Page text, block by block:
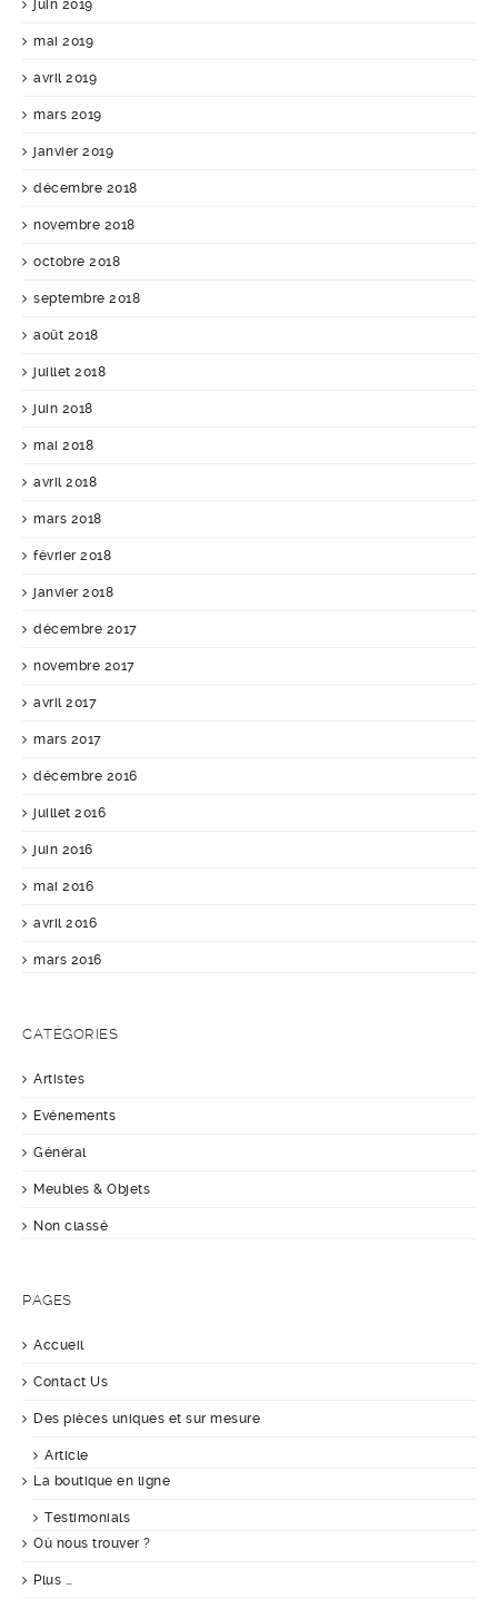
juin 2019
mai 2019
avril 2019
mars 2019
janvier 2019
décembre 2018
novembre 2018
octobre 2018
septembre 2018
août 2018
juillet 2018
juin 2018
mai 2018
avril 2018
mars 2018
février 2018
janvier 2018
décembre 2017
novembre 2017
avril 2017
mars 2017
décembre 2016
juillet 2016
juin 2016
mai 2016
avril 2016
mars 2016
CATÉGORIES
Artistes
Evénements
Général
Meubles & Objets
Non classé
PAGES
Accueil
Contact Us
Des pièces uniques et sur mesure
Article
La boutique en ligne
Testimonials
Où nous trouver ?
Plus …